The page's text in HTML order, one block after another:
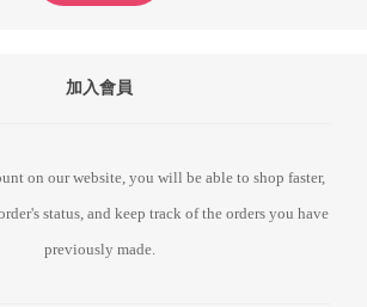
加入會員
on our website, you will be able to shop faster,
status, and keep track of the orders you have
previously made.